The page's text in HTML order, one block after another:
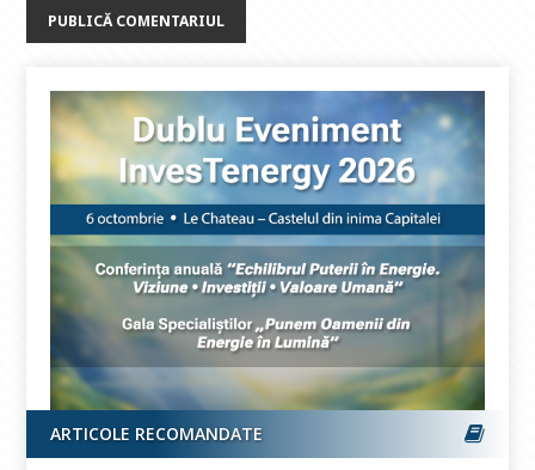
ARTICOLE RECOMANDATE